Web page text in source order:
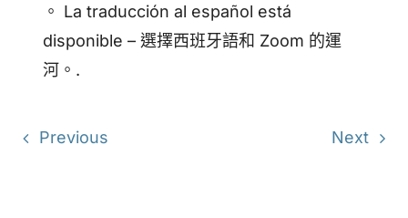
。 La traducción al español está
disponible – 選擇西班牙語和 Zoom 的運
河。.
Previous Next